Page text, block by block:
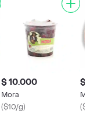
$ 10.000
Mora
($10/g)
$
(